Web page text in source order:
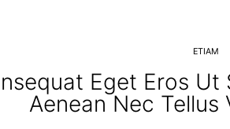
ETIAM
Eget Eros
Aenean Nec